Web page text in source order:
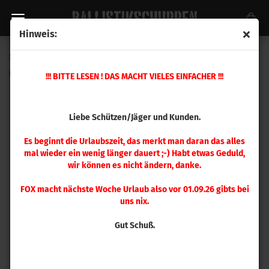
Hinweis:
!!! BITTE LESEN ! DAS MACHT VIELES EINFACHER !!!
Liebe Schützen/Jäger und Kunden.
Es beginnt die Urlaubszeit, das merkt man daran das alles
mal wieder ein wenig länger dauert ;-) Habt etwas Geduld,
wir können es nicht ändern, danke.
FOX macht nächste Woche Urlaub also vor 01.09.26 gibts bei
uns nix.
Gut Schuß.
Sierra .224 Tipped MatchKing 77gr 100 Stück
7177)